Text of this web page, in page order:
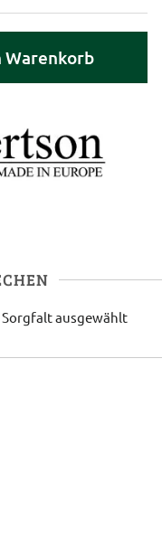
Warenkorb
ausgewählt